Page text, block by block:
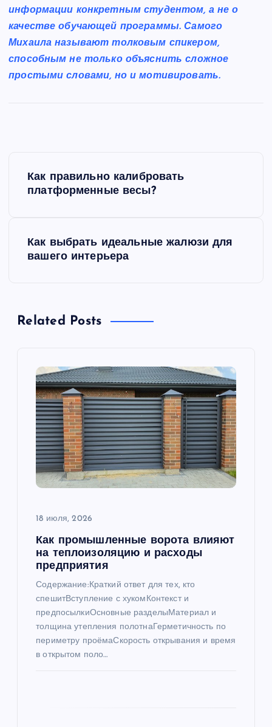
информации конкретным студентом, а не о
качестве обучающей программы. Самого
Михаила называют толковым спикером,
способным не только объяснить сложное
простыми словами, но и мотивировать.
а
Как правильно калибровать
платформенные весы?
Как выбрать идеальные жалюзи для
вашего интерьера
Related Posts
18 июля, 2026
Как промышленные ворота влияют
на теплоизоляцию и расходы
предприятия
Содержание:Краткий ответ для тех, кто
спешитВступление с хукомКонтекст и
предпосылкиОсновные разделыМатериал и
толщина утепления полотнаГерметичность по
периметру проёмаСкорость открывания и время
в открытом поло…